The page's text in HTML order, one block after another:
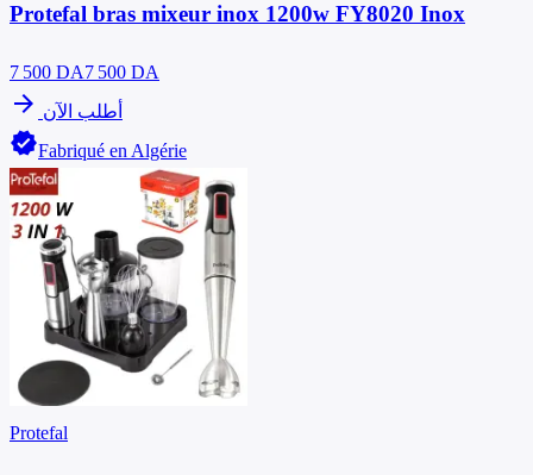
Protefal bras mixeur inox 1200w FY8020 Inox
7 500 DA7 500 DA
arrow_forward أطلب الآن
verifiedFabriqué en Algérie
Protefal